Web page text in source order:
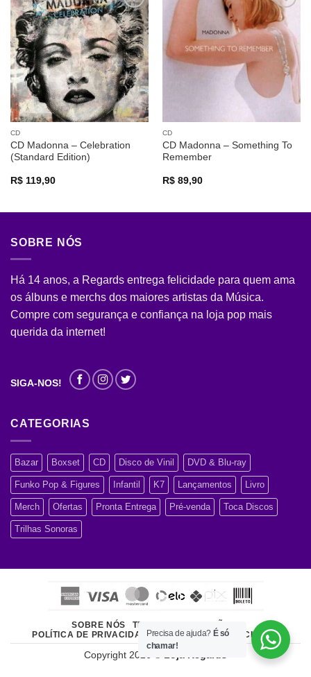
Adicionar
a lista de
desejos
CD
CD Madonna – Celebration
(Standard Edition)
R$119,90
Adicionar
a lista de
desejos
CD
CD Madonna – Something To
Remember
R$89,90
SOBRE NÓS
Há 14 anos, a Regards entrega felicidade para quem ama
os álbuns e merchs dos maiores artistas da Música.
Compre com segurança e confiança na loja pop mais
querida da internet!
SIGA-NOS!
CATEGORIAS
Bazar Boxset CD Disco de Vinil DVD & Blu-ray
Funko Pop & Figures Infantil K7 Lançamentos Livro
Merch Ofertas Pronta Entrega Pré-venda Toca Discos
Trilhas Sonoras
SOBRE NÓS
TERMOS E CONDIÇÕES
POLÍTICA DE PRIVACIDADE
ATENDIMENTO AO CLIENTE
Copyright 2026 ©
Precisa de ajuda? É só
chamar!